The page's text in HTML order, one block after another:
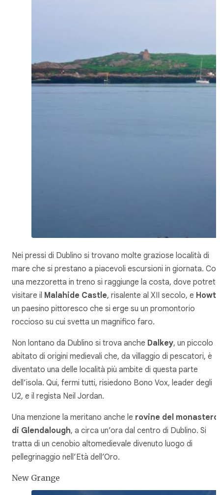
Nei pressi di Dublino si trovano molte graziose località di
mare che si prestano a piacevoli escursioni in giornata. Con
una mezzoretta in treno si raggiunge la costa, dove potrete
visitare il Malahide Castle, risalente al XII secolo, e
un paesino pittoresco che si erge su un promontorio
roccioso su cui svetta un magnifico faro.
Non lontano da Dublino si trova anche Dalkey, un piccolo
abitato di origini medievali che, da villaggio di pescatori, è
diventato una delle località più ambite di questa parte
dell’isola. Qui, fermi tutti, risiedono Bono Vox, leader degli
U2, e il regista Neil Jordan.
Una menzione la meritano anche le rovine del monastero
di Glendalough, a circa un’ora dal centro di Dublino. Si
tratta di un cenobio altomedievale divenuto luogo di
pellegrinaggio nell’Età dell’Oro.
New Grange